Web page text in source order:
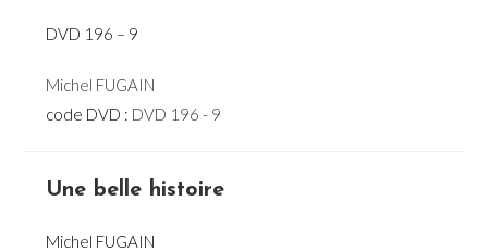
DVD 196 – 9
Michel FUGAIN
code DVD : DVD 196 - 9
Une belle histoire
Michel FUGAIN